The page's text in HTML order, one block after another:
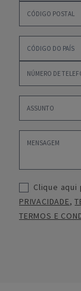
Clique
PRIVACIDADE,
TERMOS E